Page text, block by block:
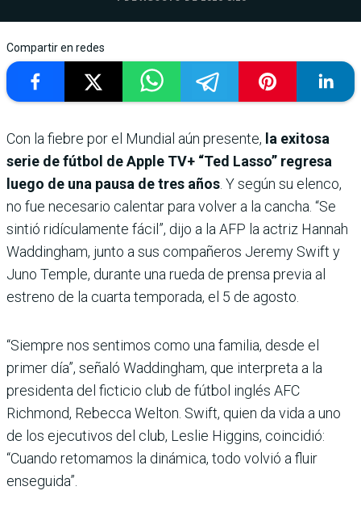
Compartir en redes
Con la fiebre por el Mundial aún presente, la exitosa
serie de fútbol de Apple TV+ “Ted Lasso” regresa
luego de una pausa de tres años . Y según su elenco,
no fue necesario calentar para volver a la cancha. “Se
sintió ridículamente fácil”, dijo a la AFP la actriz Hannah
Waddingham, junto a sus compañeros Jeremy Swift y
Juno Temple, durante una rueda de prensa previa al
estreno de la cuarta temporada, el 5 de agosto.
“Siempre nos sentimos como una familia, desde el
primer día”, señaló Waddingham, que interpreta a la
presidenta del ficticio club de fútbol inglés AFC
Richmond, Rebecca Welton. Swift, quien da vida a uno
de los ejecutivos del club, Leslie Higgins, coincidió:
“Cuando retomamos la dinámica, todo volvió a fluir
enseguida”.